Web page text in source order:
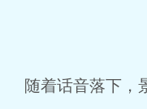
随着话音落下，